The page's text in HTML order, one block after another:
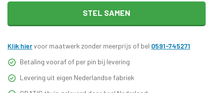
STEL SAMEN
Klik hiervoor maatwerk zonder meerprijs of bel 0591-745271
Betaling vooraf of per pin bij levering
Levering uit eigen Nederlandse fabriek